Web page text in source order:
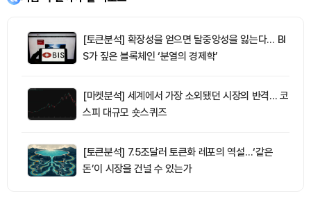
[토큰분석] 확장성을 얻으면 탈중앙성을 잃는다… BI
S가 짚은 블록체인 ‘분열의 경제학’
[마켓분석] 세계에서 가장 소외됐던 시장의 반격… 코
스피 대규모 숏스퀴즈
[토큰분석] 7.5조달러 토큰화 레포의 역설…‘같은
돈’이 시장을 건널 수 있는가